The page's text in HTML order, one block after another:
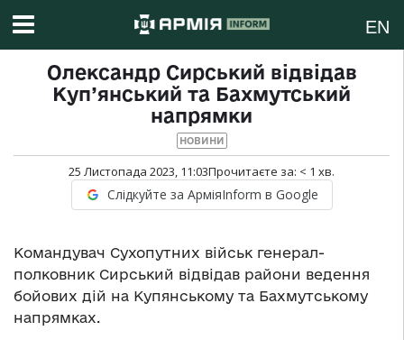
EN
Олександр Сирський відвідав
Куп’янський та Бахмутський
напрямки
НОВИНИ
25 Листопада 2023, 11:03Прочитаєте за: < 1 хв.
Слідкуйте за АрміяInform в Google
Командувач Сухопутних військ генерал-
полковник Сирський відвідав райони ведення
бойових дій на Купянському та Бахмутському
напрямках.